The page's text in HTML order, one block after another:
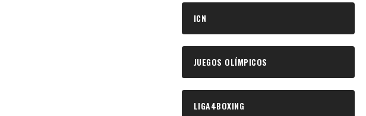
ICN
JUEGOS OLÍMPICOS
LIGA4BOXING